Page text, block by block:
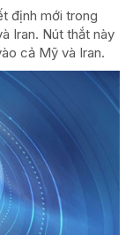
định mới trong
Iran. Nút thắt này
cả Mỹ và Iran.